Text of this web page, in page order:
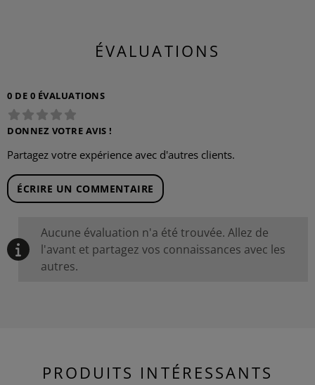
ÉVALUATIONS
0 DE 0 ÉVALUATIONS
DONNEZ VOTRE AVIS !
Partagez votre expérience avec d'autres clients.
ÉCRIRE UN COMMENTAIRE
Aucune évaluation n'a été trouvée. Allez de
l'avant et partagez vos connaissances avec les
autres.
PRODUITS INTÉRESSANTS